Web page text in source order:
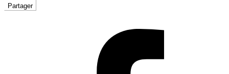
Partager